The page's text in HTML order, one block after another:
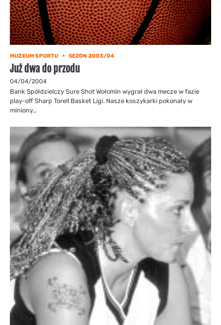
MUZEUM SPORTU SEZON 2003/04
Już dwa do przodu
04/04/2004
Bank Spółdzielczy Sure Shot Wołomin wygrał dwa mecze w fazie
play-off Sharp Torell Basket Ligi. Nasze koszykarki pokonały w
miniony…